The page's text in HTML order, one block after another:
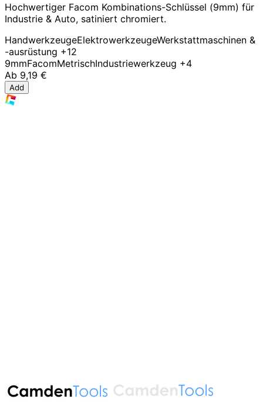
Hochwertiger Facom Kombinations-Schlüssel (9mm) für
Industrie & Auto, satiniert chromiert.
HandwerkzeugeElektrowerkzeugeWerkstattmaschinen &
-ausrüstung +12
9mmFacomMetrischIndustriewerkzeug +4
Ab 9,19 €
Add